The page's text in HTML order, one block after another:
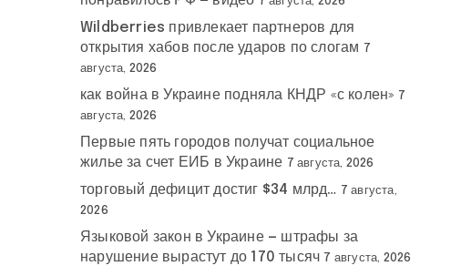
Wildberries привлекает партнеров для
открытия хабов после ударов по слогам 7
августа, 2026
как война в Украине подняла КНДР «с колен» 7
августа, 2026
Первые пять городов получат социальное
жилье за счет ЕИБ в Украине 7 августа, 2026
торговый дефицит достиг $34 млрд… 7 августа,
2026
Языковой закон в Украине — штрафы за
нарушение вырастут до 170 тысяч 7 августа, 2026